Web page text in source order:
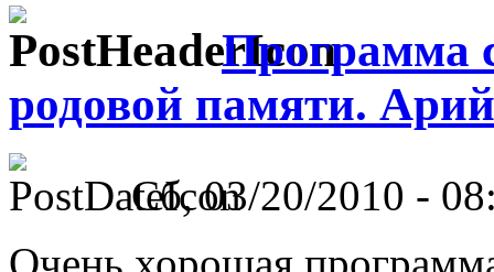
Программа
родовой памяти.
Сб, 03/20/2010 -